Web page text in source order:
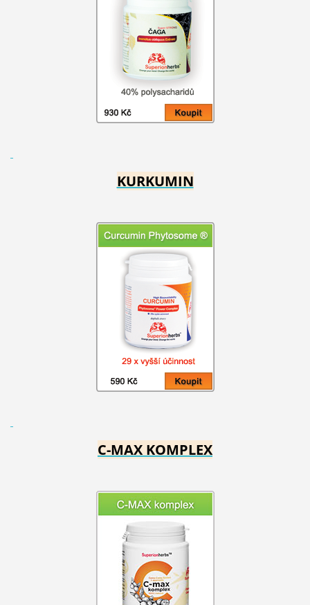
KURKUMIN
C-MAX KOMPLEX